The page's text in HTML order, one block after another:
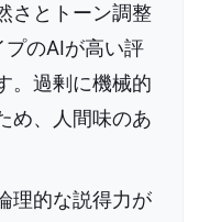
さとトーン調整
プのAIが高い評
。過剰に機械的
め、人間味のあ
理的な説得力が